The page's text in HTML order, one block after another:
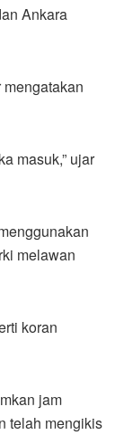
Ankara
masuk,” ujar
melawan
koran
jam
telah mengikis